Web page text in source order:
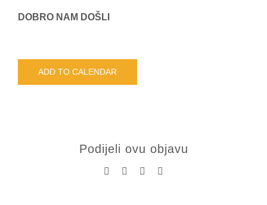
DOBRO NAM DOŠLI
ADD TO CALENDAR
Podijeli ovu objavu
Facebook LinkedIn